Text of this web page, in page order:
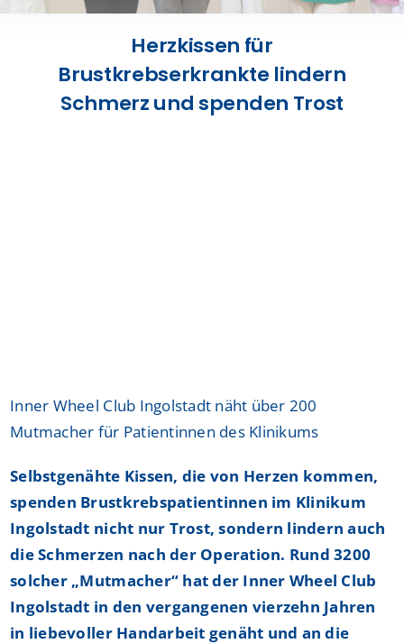
Presse
Kontakt
Herzkissen für
Brustkrebserkrankte lindern
Schmerz und spenden Trost
Inner Wheel Club Ingolstadt näht über 200
Mutmacher für Patientinnen des Klinikums
Selbstgenähte Kissen, die von Herzen kommen,
spenden Brustkrebspatientinnen im Klinikum
Ingolstadt nicht nur Trost, sondern lindern auch
die Schmerzen nach der Operation. Rund 3200
solcher „Mutmacher“ hat der Inner Wheel Club
Ingolstadt in den vergangenen vierzehn Jahren
in liebevoller Handarbeit genäht und an die